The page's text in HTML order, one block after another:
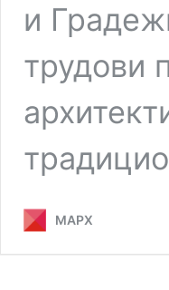
и
трудови
МАРХ